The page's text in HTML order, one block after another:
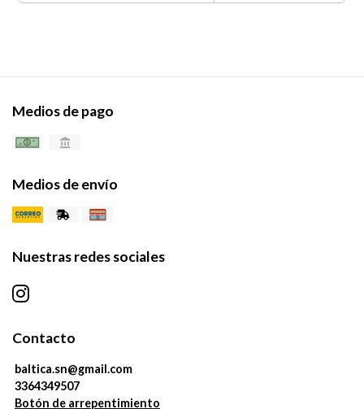
Medios de pago
Medios de envío
Nuestras redes sociales
Contacto
baltica.sn@gmail.com
3364349507
Botón de arrepentimiento